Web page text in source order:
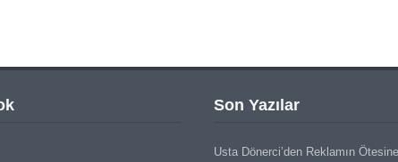
Son Yazılar
Usta Dönerci’den Reklamın